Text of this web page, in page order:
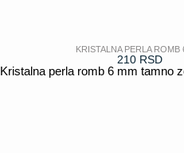
KRISTALNA PERLA ROMB
210 RSD
Kristalna perla romb 6 mm tamno